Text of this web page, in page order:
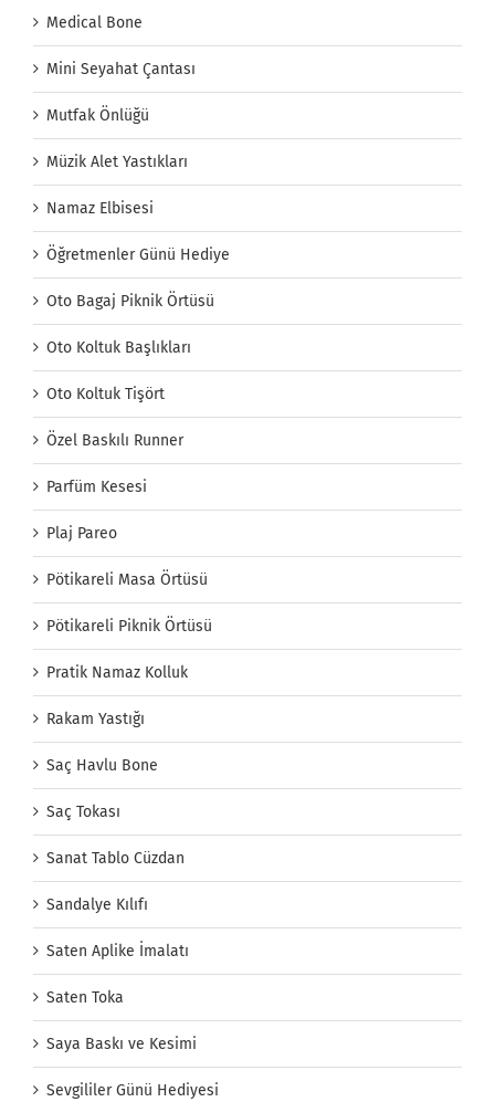
Medical Bone
Mini Seyahat Çantası
Mutfak Önlüğü
Müzik Alet Yastıkları
Namaz Elbisesi
Öğretmenler Günü Hediye
Oto Bagaj Piknik Örtüsü
Oto Koltuk Başlıkları
Oto Koltuk Tişört
Özel Baskılı Runner
Parfüm Kesesi
Plaj Pareo
Pötikareli Masa Örtüsü
Pötikareli Piknik Örtüsü
Pratik Namaz Kolluk
Rakam Yastığı
Saç Havlu Bone
Saç Tokası
Sanat Tablo Cüzdan
Sandalye Kılıfı
Saten Aplike İmalatı
Saten Toka
Saya Baskı ve Kesimi
Sevgililer Günü Hediyesi